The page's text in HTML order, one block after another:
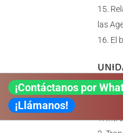
las
El
POR
¡Contáctanos por
¡Llámanos!